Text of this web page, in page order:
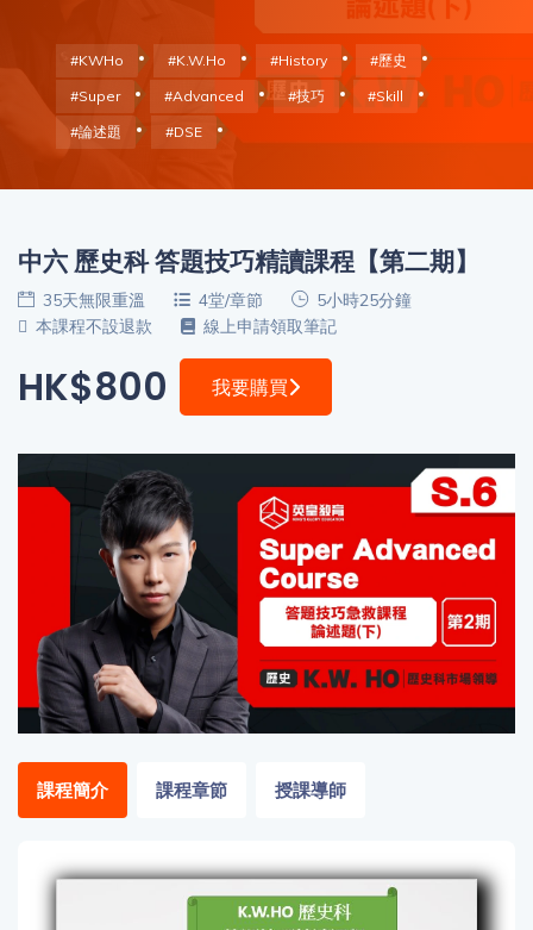
習
課
備
導
師
價
「同
時符
合所
有標
籤」
我
的
優
惠
重
密
碼
#KWHo #K.W.Ho #History
#歷史
#Super
#Advanced #技巧
#Skill
#論述題
#DSE
中六 歷史科 答題技巧精讀課程【第二期】
35天無限重溫 4堂/章節
5小時25分鐘
本課程不設退款
線上申請領取筆記
HK$800 我要購買
課程簡介 課程章節 授課導師